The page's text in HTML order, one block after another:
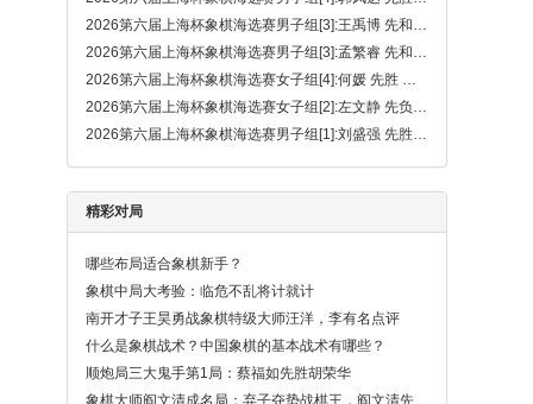
2026第六届上海杯象棋海选赛男子组[3]:王禹博 先和 华辰昊
2026第六届上海杯象棋海选赛男子组[3]:孟繁睿 先和 程宇东
2026第六届上海杯象棋海选赛女子组[4]:何媛 先胜 王子涵
2026第六届上海杯象棋海选赛女子组[2]:左文静 先负 唐丹
2026第六届上海杯象棋海选赛男子组[1]:刘盛强 先胜 赵攀伟（大漏着）
精彩对局
哪些布局适合象棋新手？
象棋中局大考验：临危不乱将计就计
南开才子王昊勇战象棋特级大师汪洋，李有名点评
什么是象棋战术？中国象棋的基本战术有哪些？
顺炮局三大鬼手第1局：蔡福如先胜胡荣华